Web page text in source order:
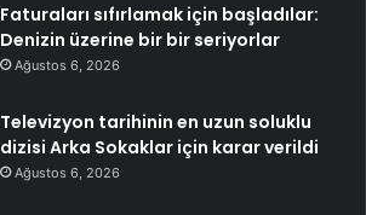
Faturaları sıfırlamak için başladılar:
Denizin üzerine bir bir seriyorlar
Ağustos 6, 2026
Televizyon tarihinin en uzun soluklu
dizisi Arka Sokaklar için karar verildi
Ağustos 6, 2026